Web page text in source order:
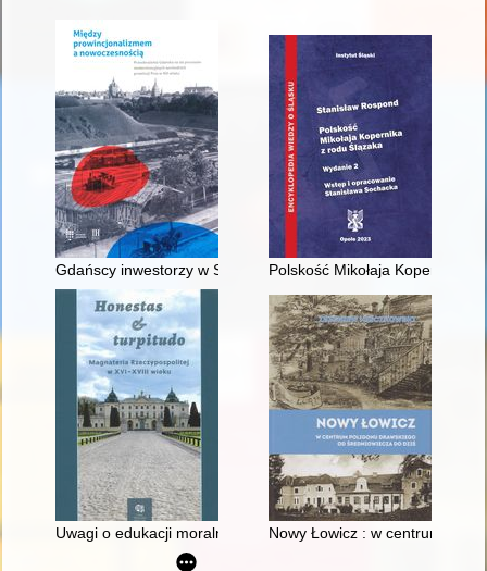
Gdańscy inwestorzy w Sopocie : prestiż finansowy i
Polskość Mikołaja Kopernika z
Uwagi o edukacji moralnej synów szlacheckich w XVI-
Nowy Łowicz : w centrum